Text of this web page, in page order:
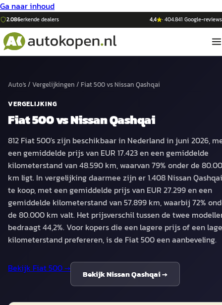
Ga naar inhoud
2.086erkende dealers 4,4 ·404.841 Google-reviews
Auto's/ Vergelijkingen / Fiat 500vsNissan Qashqai
VERGELIJKING
Fiat 500vsNissan Qashqai
812 Fiat 500's zijn beschikbaar in Nederland in juni 2026,
een gemiddelde prijs van EUR 17.423 en een gemiddelde
kilometerstand van 48.590 km, waarvan 79% onder de
km ligt. In vergelijking daarmee zijn er 1.408 Nissan
te koop, met een gemiddelde prijs van EUR 27.299 en een
gemiddelde kilometerstand van 57.899 km, waarbij 72%
de 80.000 km valt. Het prijsverschil tussen de twee
bedraagt 44,2%. Voor kopers die een lagere prijs of een
kilometerstand prefereren, is de Fiat 500 een aanbeveling.
Bekijk Fiat 500→
BekijkNissan Qashqai→